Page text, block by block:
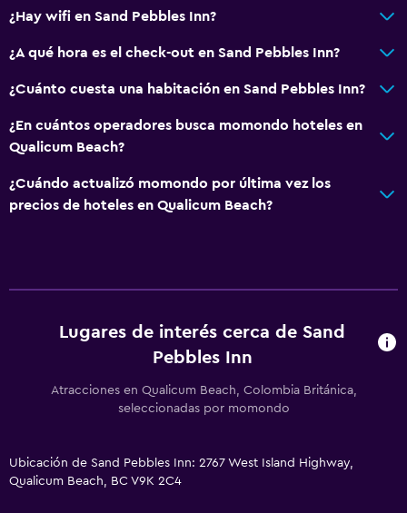
¿Hay wifi en Sand Pebbles Inn?
¿A qué hora es el check-out en Sand Pebbles Inn?
¿Cuánto cuesta una habitación en Sand Pebbles Inn?
¿En cuántos operadores busca momondo hoteles en
Qualicum Beach?
¿Cuándo actualizó momondo por última vez los
precios de hoteles en Qualicum Beach?
Lugares de interés cerca de Sand
Pebbles Inn
Atracciones en Qualicum Beach, Colombia Británica,
seleccionadas por momondo
Ubicación de Sand Pebbles Inn: 2767 West Island Highway,
Qualicum Beach, BC V9K 2C4